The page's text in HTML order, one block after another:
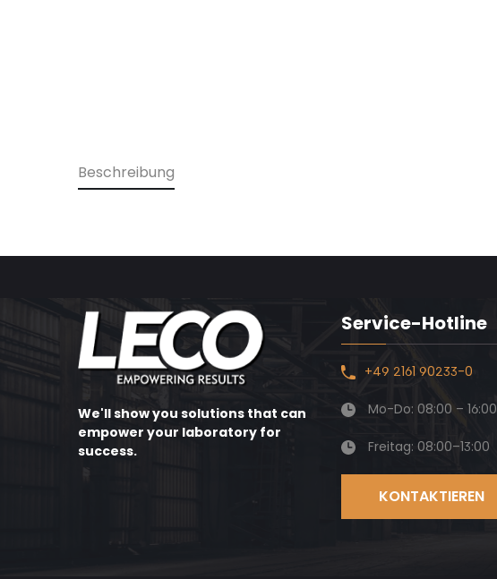
Beschreibung
We'll show you solutions that can
empower your laboratory for
success.
Service-Hotline
+49 2161 90233-0
Mo-Do: 08:00 – 16:00
Freitag: 08:00–13:00
KONTAKTIEREN